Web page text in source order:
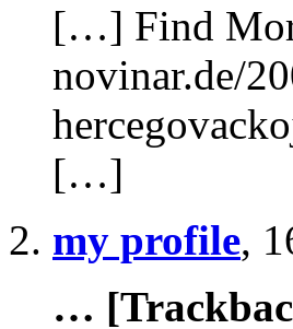
[…] Find
novinar.de/
[…]
my profile,
…